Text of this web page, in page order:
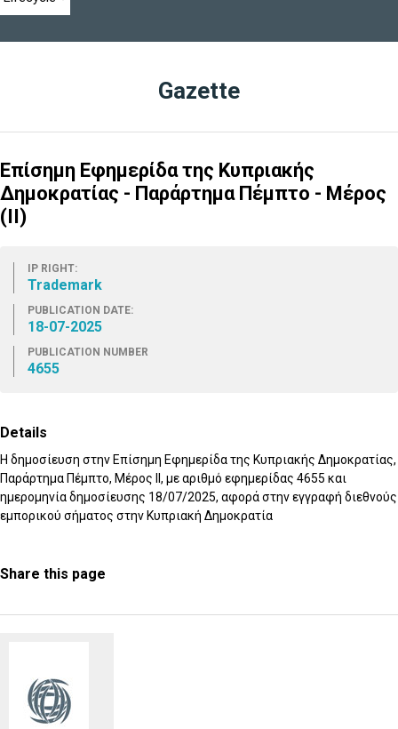
Gazette
Επίσημη Εφημερίδα της Κυπριακής
Δημοκρατίας - Παράρτημα Πέμπτο - Μέρος
(ΙΙ)
IP RIGHT:
Trademark
PUBLICATION DATE:
18-07-2025
PUBLICATION NUMBER
4655
Details
Η δημοσίευση στην Επίσημη Εφημερίδα της Κυπριακής Δημοκρατίας,
Παράρτημα Πέμπτο, Μέρος IΙ, με αριθμό εφημερίδας 4655 και
ημερομηνία δημοσίευσης 18/07/2025, αφορά στην εγγραφή διεθνούς
εμπορικού σήματος στην Κυπριακή Δημοκρατία
Share this page